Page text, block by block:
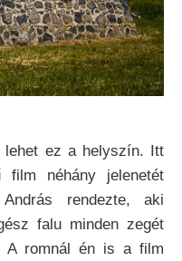
lehet ez a helyszín. Itt
film néhány jelenetét
rendezte, aki
falu minden zegét
A romnál én is a film